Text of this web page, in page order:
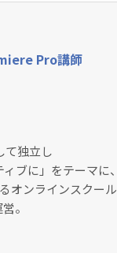
Pro講師
て独立し
ブに」をテーマに、
オンラインスクール
。